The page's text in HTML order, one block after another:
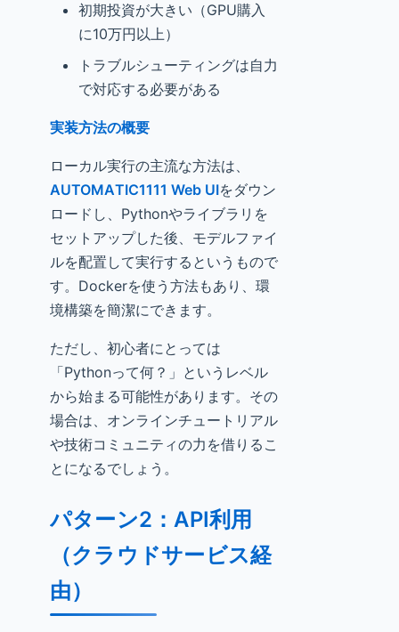
初期投資が大きい（GPU購入
に10万円以上）
トラブルシューティングは自力
で対応する必要がある
実装方法の概要
ローカル実行の主流な方法は、
AUTOMATIC1111 Web UIをダウン
ロードし、Pythonやライブラリを
セットアップした後、モデルファイ
ルを配置して実行するというもので
す。Dockerを使う方法もあり、環
境構築を簡潔にできます。
ただし、初心者にとっては
「Pythonって何？」というレベル
から始まる可能性があります。その
場合は、オンラインチュートリアル
や技術コミュニティの力を借りるこ
とになるでしょう。
パターン2：API利用
（クラウドサービス経
由）